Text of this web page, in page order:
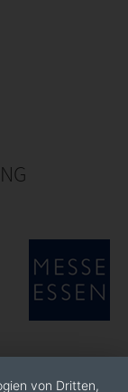
von Dritten,